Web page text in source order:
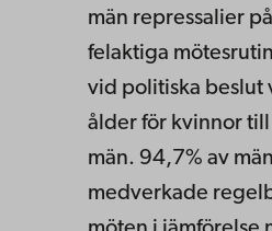
män repressalier
felaktiga
vid politiska beslut
ålder för kvinnor
män. 94,7% av
medverkade